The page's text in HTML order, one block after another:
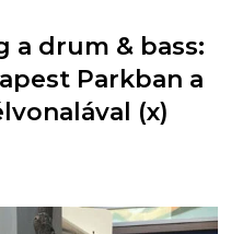
drum & bass:
Parkban a
(x)